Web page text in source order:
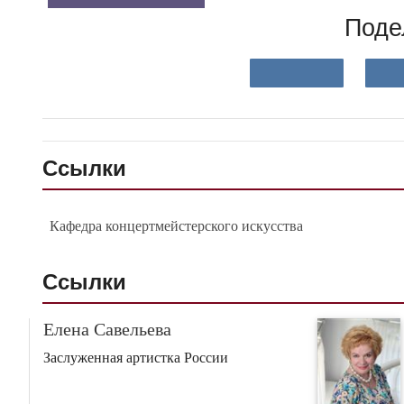
Ссылки
Кафедра концертмейстерского искусства
Ссылки
Елена Савельева
Заслуженная артистка России